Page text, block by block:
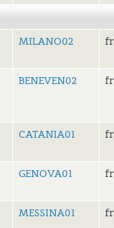
MILANO02
BENEVEN02
CATANIA01
GENOVA01
MESSINA01